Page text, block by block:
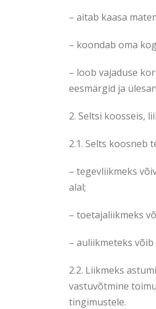
– aitab kaasa
– koondab oma
– loob vajaduse
eesmärgid ja
2. Seltsi koosseis,
2.1. Selts koosneb
– tegevliikmeks
alal;
– toetajaliikmeks
– auliikmeteks
2.2. Liikmeks
vastuvõtmine
tingimustele.